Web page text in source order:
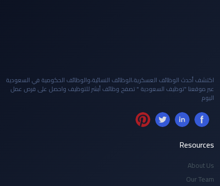
اكتشف أحدث الوظائف العسكرية،الوظائف النسائية،والوظائف الحكومية في السعودية
عبر موقعنا "توظيف السعودية " تصفح وظائف أبشر للتوظيف واحصل على فرص عمل
اليوم
Resources
About Us
Our Team